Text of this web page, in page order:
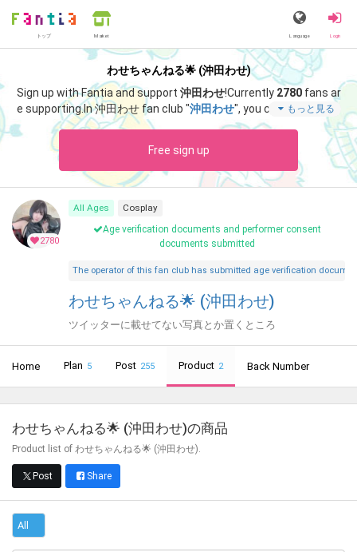
トップ Market Language Login
わせちゃんねる🌟 (沖田わせ)
Sign up with Fantia and support 沖田わせ!Currently 2780fans ar
e supporting.In 沖田わせ fan club "沖田わせ", you can enjoy spec
ial content such as "
令和8年8月8日".
もっと見る
Free sign up
2780
All Ages
Cosplay
Age verification documents and performer consent
documents submitted
The operator of this fan club has submitted age verification
わせちゃんねる🌟 (沖田わせ)
ツイッターに載せてない写真とか置くところ
Home Plan 5 Post 255 Product 2 Back Number
わせちゃんねる🌟 (沖田わせ)の商品
Product list of わせちゃんねる🌟 (沖田わせ).
Post Share
All